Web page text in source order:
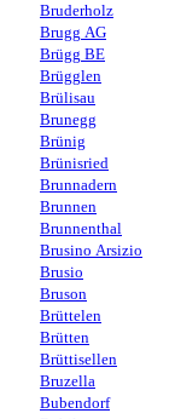
Bruderholz
Brugg AG
Brügg BE
Brügglen
Brülisau
Brunegg
Brünig
Brünisried
Brunnadern
Brunnen
Brunnenthal
Brusino Arsizio
Brusio
Bruson
Brüttelen
Brütten
Brüttisellen
Bruzella
Bubendorf